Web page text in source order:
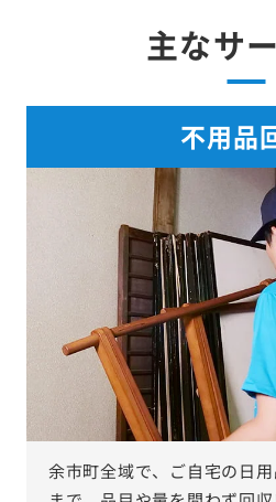
主なサ
不用品
余市町全域で、ご自宅の日